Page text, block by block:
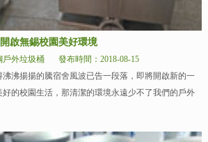
啟無錫校園美好環境
戶外垃圾桶
發布時間：2018-08-15
揚揚的騰宿舍風波已告一段落，即將開啟新的一
的校園生活，那清潔的環境永遠少不了我們的戶外